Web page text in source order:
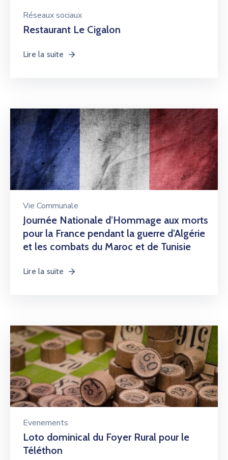
Réseaux sociaux
Restaurant Le Cigalon
Lire la suite
Vie Communale
Journée Nationale d’Hommage aux morts
pour la France pendant la guerre d’Algérie
et les combats du Maroc et de Tunisie
Lire la suite
Evenements
Loto dominical du Foyer Rural pour le
Téléthon